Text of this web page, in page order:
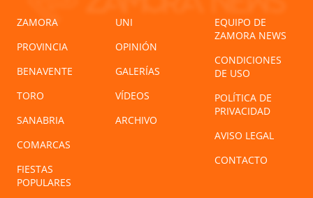
ZAMORA
PROVINCIA
BENAVENTE
TORO
SANABRIA
COMARCAS
FIESTAS
POPULARES
UNI
OPINIÓN
GALERÍAS
VÍDEOS
ARCHIVO
EQUIPO DE
ZAMORA NEWS
CONDICIONES
DE USO
POLÍTICA DE
PRIVACIDAD
AVISO LEGAL
CONTACTO